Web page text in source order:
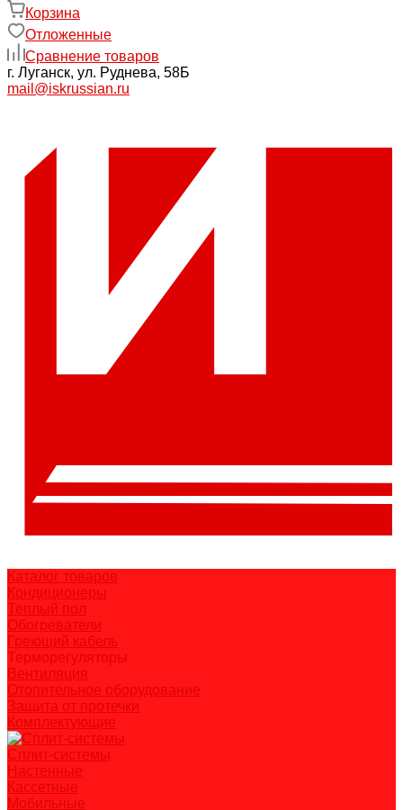
Корзина
Отложенные
Сравнение товаров
г. Луганск, ул. Руднева, 58Б
mail@iskrussian.ru
Каталог товаров
Кондиционеры
Теплый пол
Обогреватели
Греющий кабель
Терморегуляторы
Вентиляция
Отопительное оборудование
Защита от протечки
Комплектующие
Сплит-системы
Настенные
Кассетные
Мобильные